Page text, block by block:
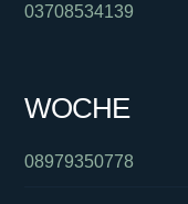
03708534139
WOCHE
08979350778